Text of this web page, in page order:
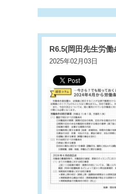
R6.5(岡田先生労働
2025年02月03日